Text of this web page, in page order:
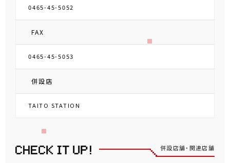
0465-45-5052
FAX
0465-45-5053
併設店
TAITO STATION
併設店舗・関連店舗